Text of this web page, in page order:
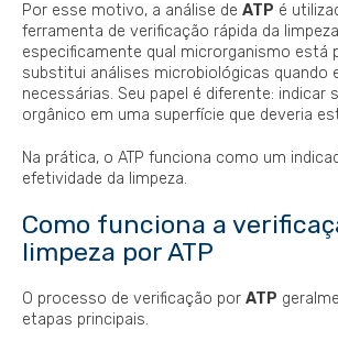
Por esse motivo, a análise de ATP é
ferramenta de verificação rápida da
especificamente qual microrganismo está
substitui análises microbiológicas quando
necessárias. Seu papel é diferente: indicar
orgânico em uma superfície que deveria
Na prática, o ATP funciona como um
efetividade da limpeza.
Como funciona a
limpeza por ATP
O processo de verificação por ATP
etapas principais.